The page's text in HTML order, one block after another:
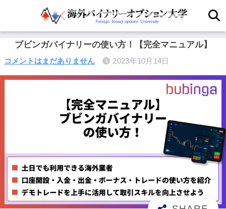
ブビンガバイナリーの使い方！【完全マニュアル】
コメントはまだありません 2023年10月14日